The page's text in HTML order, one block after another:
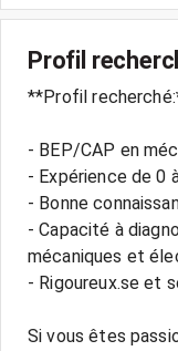
Profil
**Profil
- BEP/CAP en
- Expérience de 0
- Bonne
- Capacité à
mécaniques et
- Rigoureux.se et
Si vous êtes